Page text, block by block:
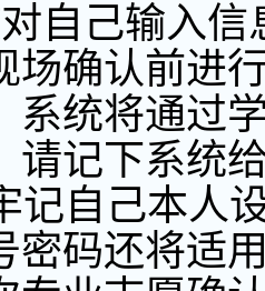
对自己输入
场确认前进
系统将通过
请记下系统
记自己本人
密码还将适